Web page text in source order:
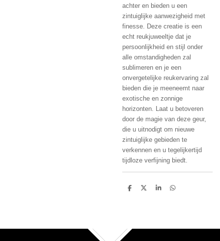
achter en bieden u een
zintuiglijke aanwezigheid met
finesse. Deze creatie is een
echt reukjuweeltje dat je
persoonlijkheid en stijl onder
alle omstandigheden zal
sublimeren en je een
onvergetelijke reukervaring zal
bieden die je meeneemt naar
exotische en zonnige
horizonten. Laat u betoveren
door de magie van deze geur,
die u uitnodigt om nieuwe
zintuiglijke gebieden te
verkennen en u tegelijkertijd
tijdloze verfijning biedt.
D
D
S
D